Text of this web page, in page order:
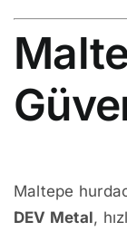
Maltepe
DEV Metal,